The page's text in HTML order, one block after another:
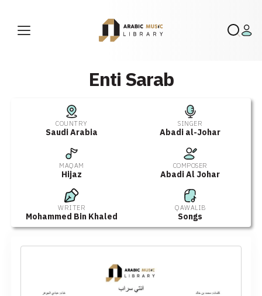
Enti Sarab
COUNTRY
Saudi Arabia
SINGER
Abadi al-Johar
MAQAM
Hijaz
COMPOSER
Abadi Al Johar
WRITER
Mohammed Bin Khaled
QAWALIB
Songs